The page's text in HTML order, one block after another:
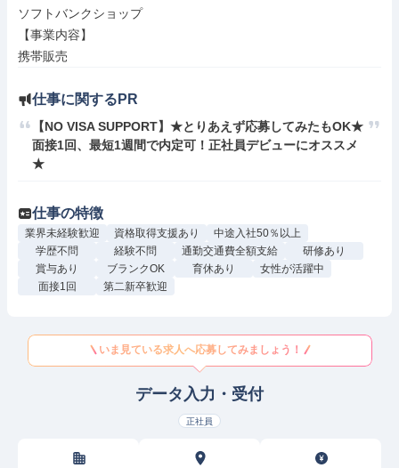
ソフトバンクショップ
【事業内容】
携帯販売
仕事に関するPR
【NO VISA SUPPORT】★とりあえず応募してみたもOK★
面接1回、最短1週間で内定可！正社員デビューにオススメ
★
仕事の特徴
業界未経験歓迎 資格取得支援あり
中途入社50％以上
学歴不問
経験不問 通勤交通費全額支給
研修あり
賞与あり
ブランクOK 育休あり
女性が活躍中
面接1回
第二新卒歓迎
いま見ている求人へ応募してみましょう！
データ入力・受付
正社員